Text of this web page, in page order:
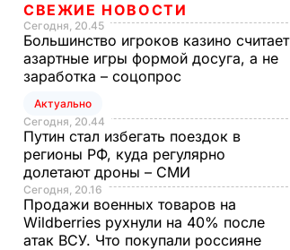
СВЕЖИЕ НОВОСТИ
Сегодня, 20.45
Большинство игроков казино считает
азартные игры формой досуга, а не
заработка – соцопрос
Актуально
Сегодня, 20.44
Путин стал избегать поездок в
регионы РФ, куда регулярно
долетают дроны – СМИ
Сегодня, 20.16
Продажи военных товаров на
Wildberries рухнули на 40% после
атак ВСУ. Что покупали россияне